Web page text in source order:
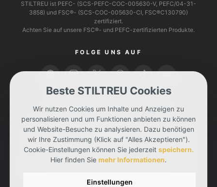
STILTREU ist PEFC- (SCS-PEFC-COC-005630-V, PEFC/04-31-
3858) und FSC®- (SCS-COC-005630-CI, FSC®C130790)
zertifiziert.
Achten Sie auf unsere FSC®- und PEFC-zertifizierten Produkte.
FOLGE UNS AUF
Beste STILTREU Cookies
Wir nutzen Cookies um Inhalte und Anzeigen zu
personalisieren und um Funktionen anbieten zu können
und Website-Besuche zu analysieren. Dazu benötigen
wir Ihre Zustimmung (Klick auf "Alles Akzeptieren").
Cookie-Einstellungen können Sie jederzeit speichern.
Hier finden Sie mehr Informationen.
Einstellungen